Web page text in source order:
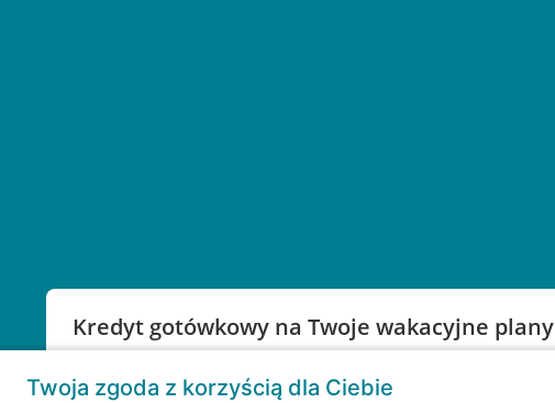
Kredyt gotówkowy na Twoje wakacyjne plany
RRSO: 9,6%
Twoja zgoda z korzyścią dla Ciebie